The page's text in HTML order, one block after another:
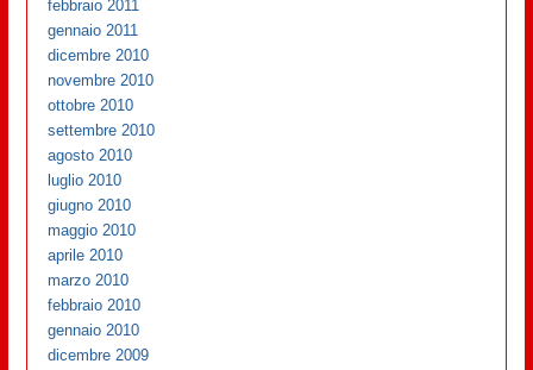
febbraio 2011
gennaio 2011
dicembre 2010
novembre 2010
ottobre 2010
settembre 2010
agosto 2010
luglio 2010
giugno 2010
maggio 2010
aprile 2010
marzo 2010
febbraio 2010
gennaio 2010
dicembre 2009